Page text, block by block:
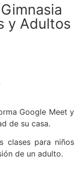
y Adultos
Google Meet y
de su casa.
clases para niños
de un adulto.